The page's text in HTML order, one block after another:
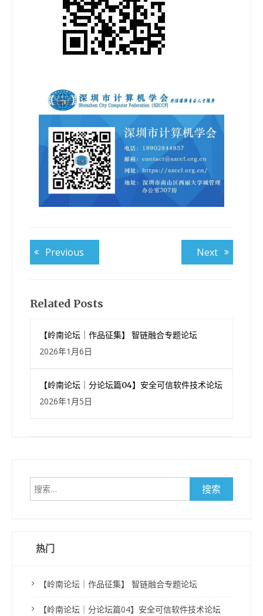
文
章
航
Previous
post:
NextNext
post:
Related Posts
【岭南论坛｜作品征集】 智链融合专题论坛
2026年1月6日
【岭南论坛｜分论坛篇04】安全可信软件技术论坛
2026年1月5日
搜
索：
热门
【岭南论坛｜作品征集】 智链融合专题论坛
【岭南论坛｜分论坛篇04】安全可信软件技术论坛